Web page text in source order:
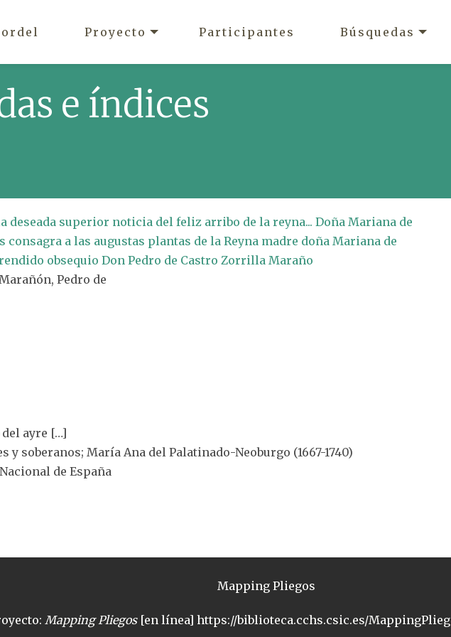
Proyecto Participantes Búsquedas
e índices
deseada superior noticia del feliz arribo de la reyna... Doña Mariana de
consagra a las augustas plantas de la Reyna madre doña Mariana de
obsequio Don Pedro de Castro Zorrilla Maraño
Pedro de
del ayre […]
y soberanos; María Ana del Palatinado-Neoburgo (1667-1740)
de España
Mapping Pliegos
Mapping Pliegos[en línea] https://biblioteca.cchs.csic.es/